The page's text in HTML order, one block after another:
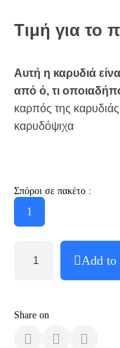
Τιμή για το
Αυτή η καρυδιά
από ό, τι
καρπός της
καρυδόψιχα
Σπόροι σε πακέτο :
1
Add to
Share on